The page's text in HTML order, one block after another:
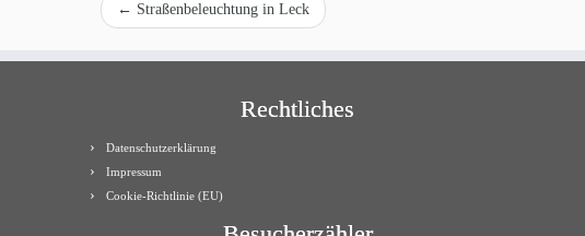
← Straßenbeleuchtung in Leck
Rechtliches
Datenschutzerklärung
Impressum
Cookie-Richtlinie (EU)